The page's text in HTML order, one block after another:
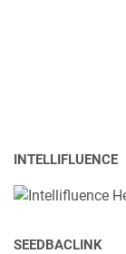
INTELLIFLUENCE
SEEDBACLINK